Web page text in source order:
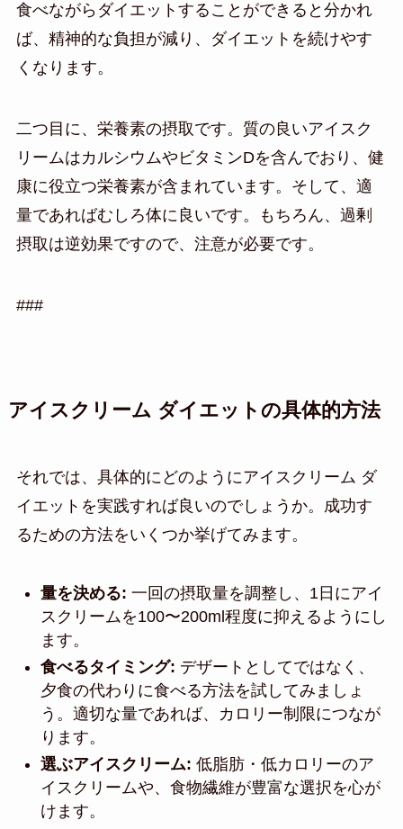
食べながらダイエットすることができると分かれ
ば、精神的な負担が減り、ダイエットを続けやす
くなります。
二つ目に、栄養素の摂取です。質の良いアイスク
リームはカルシウムやビタミンDを含んでおり、健
康に役立つ栄養素が含まれています。そして、適
量であればむしろ体に良いです。もちろん、過剰
摂取は逆効果ですので、注意が必要です。
###
アイスクリーム ダイエットの具体的方法
それでは、具体的にどのようにアイスクリーム ダ
イエットを実践すれば良いのでしょうか。成功す
るための方法をいくつか挙げてみます。
量を決める: 一回の摂取量を調整し、1日にアイ
スクリームを100〜200ml程度に抑えるようにし
ます。
食べるタイミング: デザートとしてではなく、
夕食の代わりに食べる方法を試してみましょ
う。適切な量であれば、カロリー制限につなが
ります。
選ぶアイスクリーム: 低脂肪・低カロリーのア
イスクリームや、食物繊維が豊富な選択を心が
けます。